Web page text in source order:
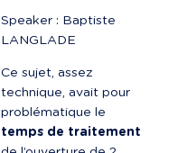
Speaker : Baptiste
LANGLADE
Ce sujet, assez
technique, avait pour
problématique le
temps de traitement